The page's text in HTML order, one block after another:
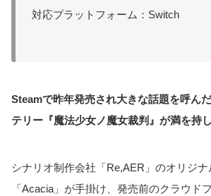
対応プラットフォーム：Switch
Steamで昨年発売され大きな話題を呼ん
テリー『魔法少女ノ魔女裁判』が満を持
シナリオ制作会社「Re,AER」のオリジナ
「Acacia」が手掛け、発売前のクラウド